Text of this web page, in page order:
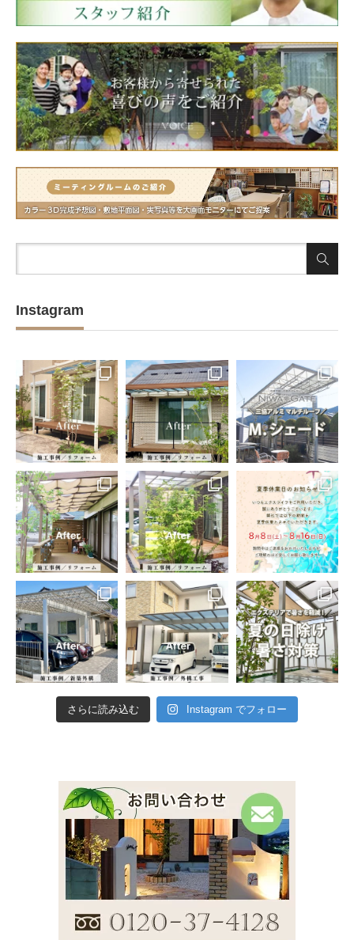
Instagram
さらに読み込む Instagram でフォロー